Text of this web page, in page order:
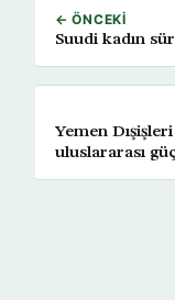
← ÖNCEKI
Suudi kadın
Yemen
uluslararası